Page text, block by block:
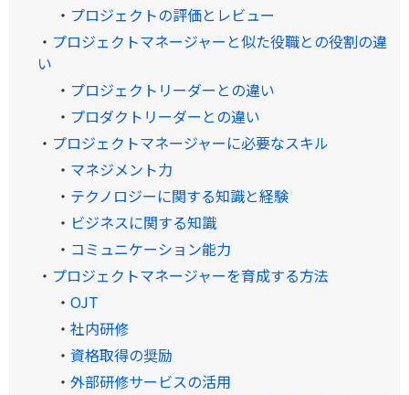
・ プロジェクトの評価とレビュー
・ プロジェクトマネージャーと似た役職との役割の違
い
・ プロジェクトリーダーとの違い
・ プロダクトリーダーとの違い
・ プロジェクトマネージャーに必要なスキル
・ マネジメント力
・ テクノロジーに関する知識と経験
・ ビジネスに関する知識
・ コミュニケーション能力
・ プロジェクトマネージャーを育成する方法
・ OJT
・ 社内研修
・ 資格取得の奨励
・ 外部研修サービスの活用